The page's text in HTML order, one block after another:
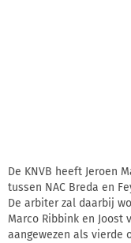
De KNVB heeft Jeroen
tussen NAC Breda en
De arbiter zal daarbij
Marco Ribbink en Joost
aangewezen als vierde